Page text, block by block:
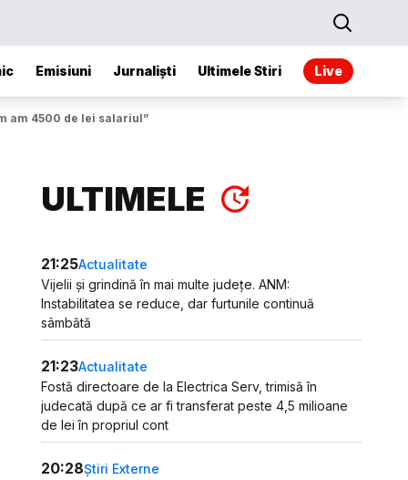
Emisiuni Jurnaliști Ultimele Stiri Live
am 4500 de lei salariul”
ULTIMELE
21:25Actualitate
Vijelii și grindină în mai multe județe. ANM:
Instabilitatea se reduce, dar furtunile continuă
sâmbătă
21:23Actualitate
Fostă directoare de la Electrica Serv, trimisă în
judecată după ce ar fi transferat peste 4,5 milioane
de lei în propriul cont
20:28Știri Externe